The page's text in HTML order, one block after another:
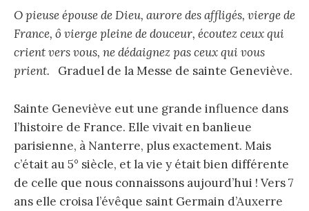
O pieuse épouse de Dieu, aurore des affligés, vierge de
France, ô vierge pleine de douceur, écoutez ceux qui
crient vers vous, ne dédaignez pas ceux qui vous
prient. Graduel de la Messe de sainte Geneviève.
Sainte Geneviève eut une grande influence dans
l’histoire de France. Elle vivait en banlieue
parisienne, à Nanterre, plus exactement. Mais
c’était au 5° siècle, et la vie y était bien différente
de celle que nous connaissons aujourd’hui ! Vers 7
ans elle croisa l’évêque saint Germain d’Auxerre